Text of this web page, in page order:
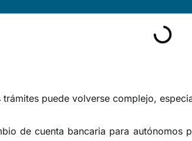
puede volverse complejo,
de cuenta bancaria para autónomos